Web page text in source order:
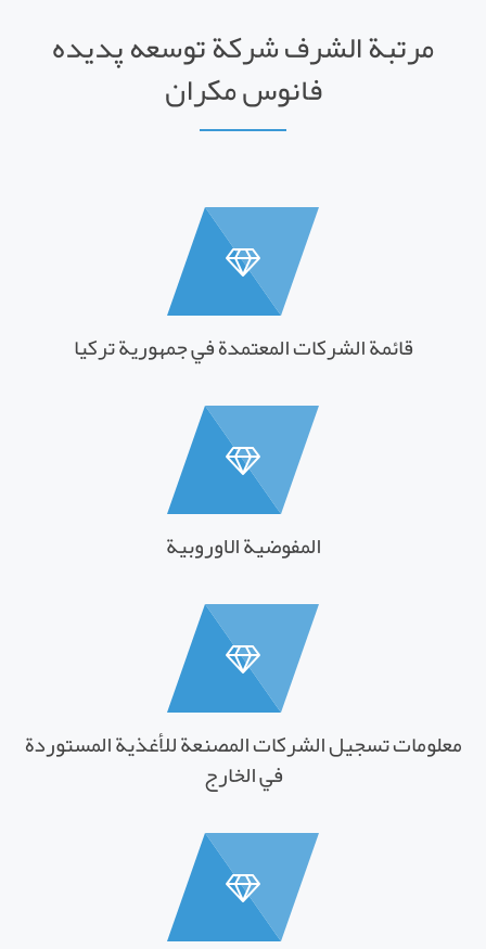
مرتبة الشرف شركة توسعه پدیده
فانوس مکران
قائمة الشركات المعتمدة في جمهورية تركيا
المفوضية الاوروبية
معلومات تسجيل الشركات المصنعة للأغذية المستوردة
في الخارج